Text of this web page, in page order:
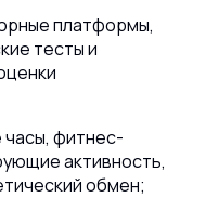
платформы,
тесты и
фитнес-
активность,
обмен;